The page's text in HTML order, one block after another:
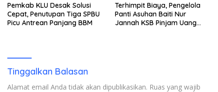
Pemkab KLU Desak Solusi
Cepat, Penutupan Tiga SPBU
Picu Antrean Panjang BBM
Terhimpit Biaya, Pengelola
Panti Asuhan Baiti Nur
Jannah KSB Pinjam Uang
Tinggalkan Balasan
Alamat email Anda tidak akan dipublikasikan. Ruas yang wajib